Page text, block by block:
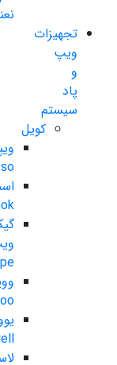
تجهیزات
ویپ
و
پاد
سیستم
کویل